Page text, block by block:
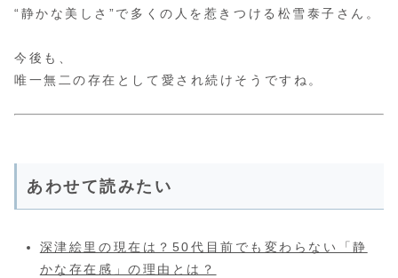
“静かな美しさ”で多くの人を惹きつける松雪泰子さん。
今後も、
唯一無二の存在として愛され続けそうですね。
あわせて読みたい
深津絵里の現在は？50代目前でも変わらない「静
かな存在感」の理由とは？